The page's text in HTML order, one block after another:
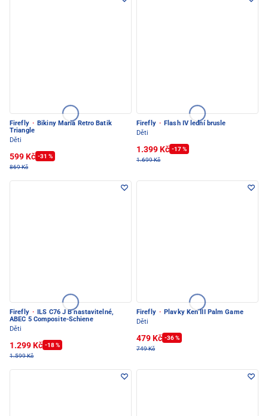
Firefly · Bikiny Maria Retro Batik
Triangle
Děti
599 Kč -31 %
869 Kč
Firefly · Flash IV lední brusle
Děti
1.399 Kč -17 %
1.699 Kč
Firefly ·
ILS C76 J B nastavitelné,
ABEC 5 Composite-Schiene
Děti
1.299 Kč -18 %
1.599 Kč
Firefly · Plavky Ken III Palm Game
Děti
479 Kč -36 %
749 Kč